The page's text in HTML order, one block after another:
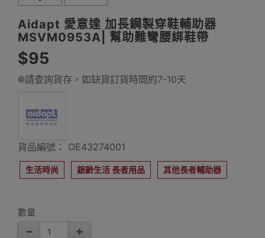
Aidapt 愛意達 加長鋼製穿鞋輔助器
MSVM0953A| 幫助難彎腰綁鞋帶
$95
請查詢貨存，如缺貨訂貨時間約7-10天
貨品編號： OE43274001
生活時尚 銀齡生活 長者用品 其他長者輔助器
數量